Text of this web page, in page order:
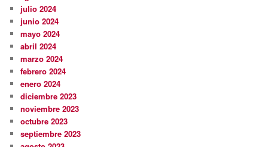
julio 2024
junio 2024
mayo 2024
abril 2024
marzo 2024
febrero 2024
enero 2024
diciembre 2023
noviembre 2023
octubre 2023
septiembre 2023